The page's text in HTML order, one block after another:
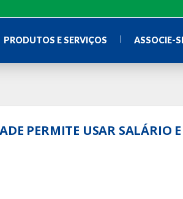
PRODUTOS E SERVIÇOS ASSOCIE-
PERMITE USAR SALÁRIO E